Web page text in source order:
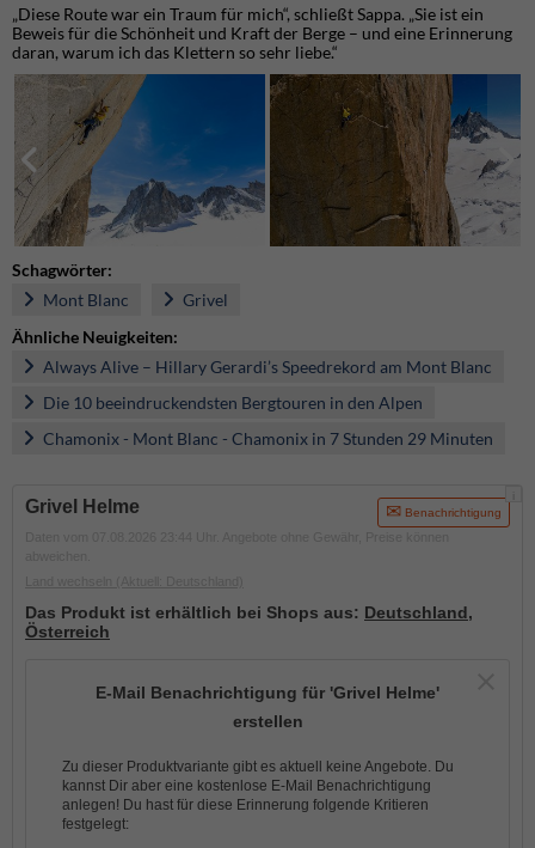
„Diese Route war ein Traum für mich“, schließt Sappa. „Sie ist ein
Beweis für die Schönheit und Kraft der Berge – und eine Erinnerung
daran, warum ich das Klettern so sehr liebe.“
Schagwörter:
Mont Blanc
Grivel
Ähnliche Neuigkeiten:
Always Alive – Hillary Gerardi’s Speedrekord am Mont Blanc
Die 10 beeindruckendsten Bergtouren in den Alpen
Chamonix - Mont Blanc - Chamonix in 7 Stunden 29 Minuten
Grivel Helme Benachrichtigung
Das Produkt ist erhältlich bei Shops aus: Deutschland,
Österreich
E-Mail Benachrichtigung für 'Grivel Helme'
erstellen
Zu dieser Produktvariante gibt es aktuell keine Angebote. Du
kannst Dir aber eine kostenlose E-Mail Benachrichtigung
anlegen! Du hast für diese Erinnerung folgende Kritieren
festgelegt: